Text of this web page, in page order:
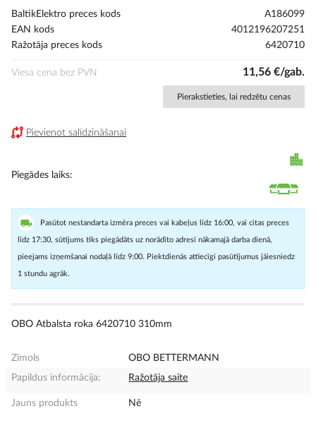
BaltikElektro preces kods
A186099
EAN kods
4012196207251
Ražotāja preces kods
6420710
Viesa cena bez PVN 11,56 €/gab.
Pierakstieties, lai redzētu cenas
Pievienot salīdzināšanai
Piegādes laiks
Pasūtot nestandarta izmēra preces vai kabeļus līdz 16:00, vai citas preces
līdz 17:30, sūtījums tiks piegādāts uz norādīto adresi nākamajā darba dienā,
pieejams izņemšanai nodaļā līdz 9:00. Piektdienās attiecīgi pasūtījumus jāiesniedz
1 stundu agrāk.
OBO Atbalsta roka 6420710 310mm
Zīmols
OBO BETTERMANN
Papildus informācija:
Ražotāja saite
Jauns produkts Nē